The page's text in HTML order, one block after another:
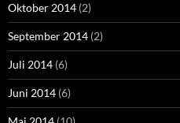
Oktober 2014 (2)
September 2014 (2)
Juli 2014 (6)
Juni 2014 (6)